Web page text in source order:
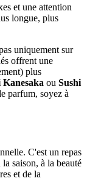
et une attention
longue, plus
uniquement sur
offrent une
plus
Kanesaka ou Sushi
parfum, soyez à
C'est un repas
saison, à la beauté
et de la